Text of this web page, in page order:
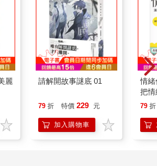
麗
請解開故事謎底 01
79 折 特價 229 元
加入購物車
情
把
誰
79 折